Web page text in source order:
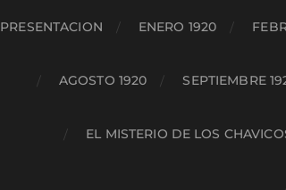
PRESENTACION ENERO 1920
AGOSTO 1920 SEPTIEMBRE
EL MISTERIO DE LOS